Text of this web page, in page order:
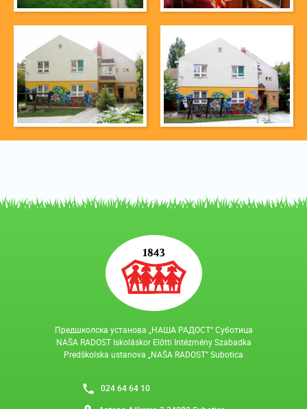
024 64 64 10
Предшколска установа „НАША РАДОСТ“ Суботица
NAŠA RADOST Iskoláskor Előtti Intézmény Szabadka
Predškolska ustanova „NAŠA RADOST” Subotica